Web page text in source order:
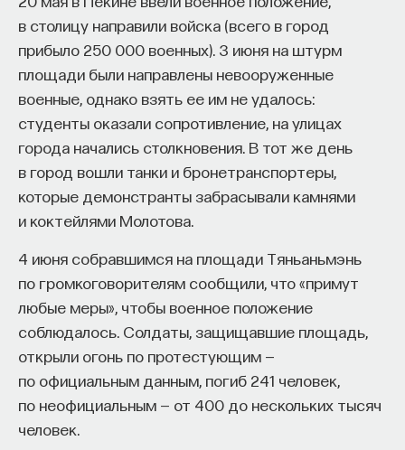
в столицу направили войска (всего в город
прибыло 250 000 военных). 3 июня на штурм
площади были направлены невооруженные
военные, однако взять ее им не удалось:
студенты оказали сопротивление, на улицах
города начались столкновения. В тот же день
в город вошли танки и бронетранспортеры,
которые демонстранты забрасывали камнями
и коктейлями Молотова.
4 июня собравшимся на площади Тяньаньмэнь
по громкоговорителям сообщили, что «примут
любые меры», чтобы военное положение
соблюдалось. Солдаты, защищавшие площадь,
открыли огонь по протестующим —
по официальным данным, погиб 241 человек,
по неофициальным — от 400 до нескольких тысяч
человек.